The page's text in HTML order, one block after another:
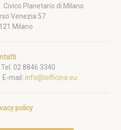
Civico Planetario di Milano
Venezia 57
Milano
Tel. 02 8846 3340
E-mail: info@lofficina.eu
policy